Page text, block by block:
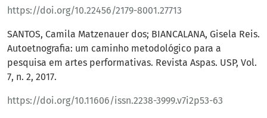
https://doi.org/10.22456/2179-8001.27713
SANTOS, Camila Matzenauer dos; BIANCALANA, Gisela Reis.
Autoetnografia: um caminho metodológico para a
pesquisa em artes performativas. Revista Aspas. USP, Vol.
7, n. 2, 2017.
https://doi.org/10.11606/issn.2238-3999.v7i2p53-63